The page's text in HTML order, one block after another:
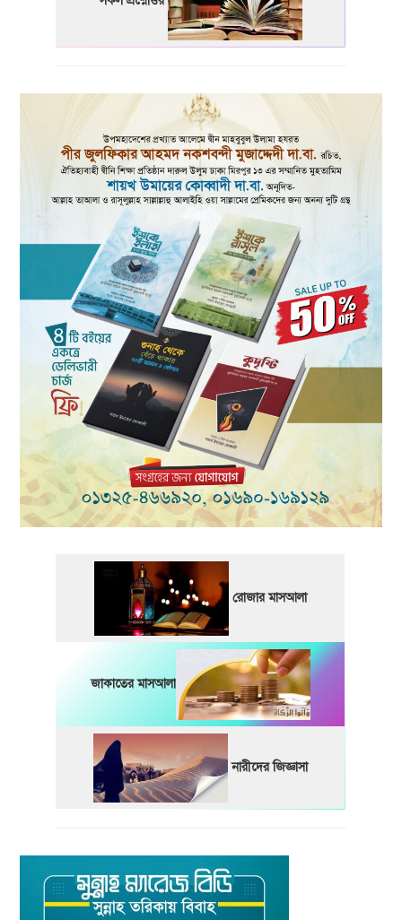
রোজার মাসআলা
জাকাতের মাসআলা
নারীদের জিজ্ঞাসা